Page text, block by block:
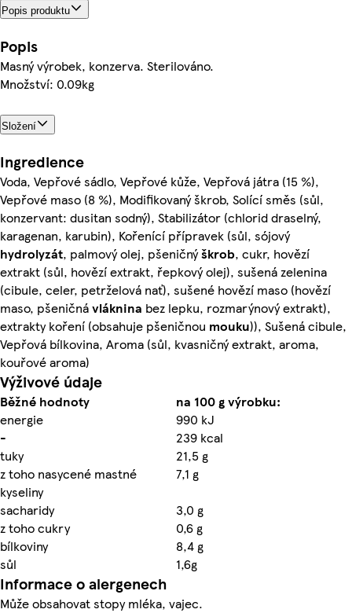
Popis produktu
Popis
Masný výrobek, konzerva. Sterilováno.
Množství: 0.09kg
Složení
Ingredience
Voda, Vepřové sádlo, Vepřové kůže, Vepřová játra (15 %),
Vepřové maso (8 %), Modifikovaný škrob, Solící směs (sůl,
konzervant: dusitan sodný), Stabilizátor (chlorid draselný,
karagenan, karubin), Kořenící přípravek (sůl, sójový
hydrolyzát, palmový olej, pšeničnýškrob, cukr, hovězí
extrakt (sůl, hovězí extrakt, řepkový olej), sušená zelenina
(cibule, celer, petrželová nať), sušené hovězí maso (hovězí
maso, pšeničnávláknina bez lepku, rozmarýnový extrakt),
extrakty koření (obsahuje pšeničnou mouku)), Sušená cibule,
Vepřová bílkovina, Aroma (sůl, kvasničný extrakt, aroma,
kouřové aroma)
Výživové údaje
Běžné hodnoty
na 100 g výrobku:
energie
990 kJ
-
239 kcal
tuky
21,5 g
z toho nasycené mastné
kyseliny
7,1 g
sacharidy
3,0 g
z toho cukry
0,6 g
bílkoviny
8,4 g
sůl
1,6g
Informace o alergenech
Může obsahovat stopy mléka, vajec.